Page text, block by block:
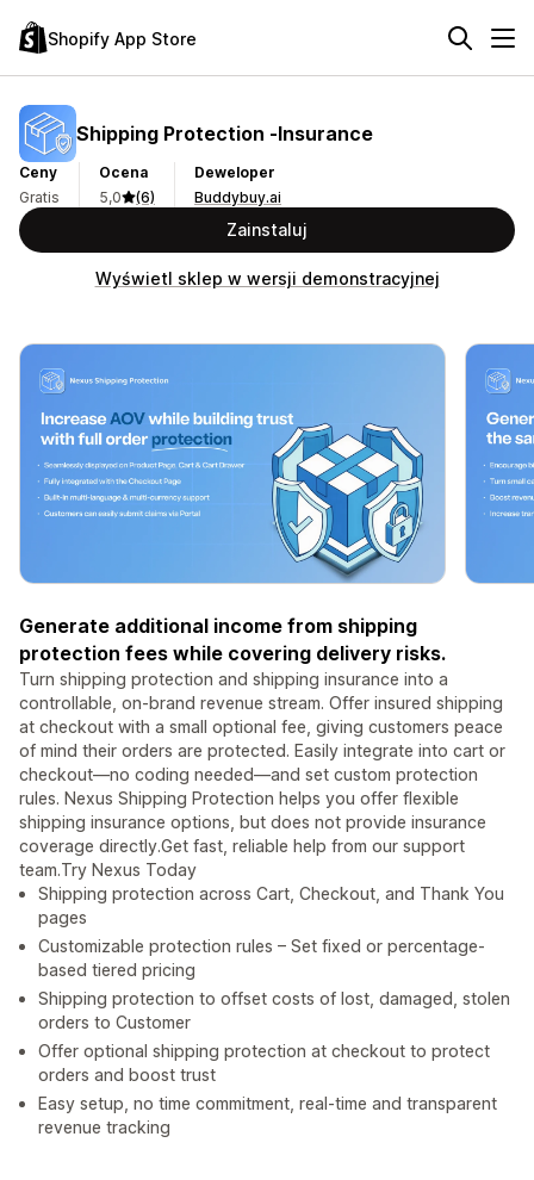
Shopify App Store
Shipping Protection ‑Insurance
Ceny
Gratis
Ocena
5,0
(6)
Deweloper
Buddybuy.ai
Zainstaluj
Wyświetl sklep w wersji demonstracyjnej
Generate additional income from shipping
protection fees while covering delivery risks.
Turn shipping protection and shipping insurance into a
controllable, on-brand revenue stream. Offer insured shipping
at checkout with a small optional fee, giving customers peace
of mind their orders are protected. Easily integrate into cart or
checkout—no coding needed—and set custom protection
rules. Nexus Shipping Protection helps you offer flexible
shipping insurance options, but does not provide insurance
coverage directly.Get fast, reliable help from our support
team.Try Nexus Today
Shipping protection across Cart, Checkout, and Thank You
pages
Customizable protection rules – Set fixed or percentage-
based tiered pricing
Shipping protection to offset costs of lost, damaged, stolen
orders to Customer
Offer optional shipping protection at checkout to protect
orders and boost trust
Easy setup, no time commitment, real-time and transparent
revenue tracking